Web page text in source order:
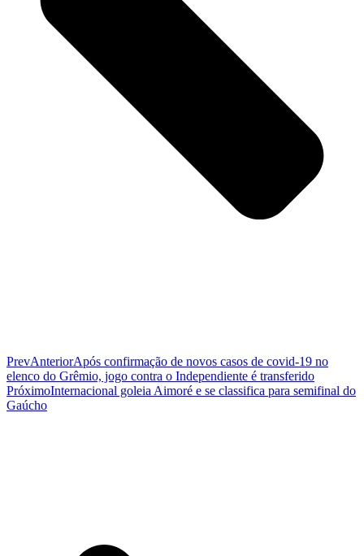
PrevAnteriorApós confirmação de novos casos de covid-19 no
elenco do Grêmio, jogo contra o Independiente é transferido
PróximoInternacional goleia Aimoré e se classifica para semifinal do
Gaúcho